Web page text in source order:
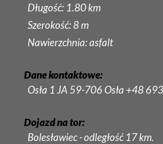
Długość: 1.80 km
Szerokość: 8 m
Nawierzchnia: asfalt
Dane kontaktowe:
Osła 1 JA 59-706 Osła +48
Dojazd na tor:
Bolesławiec - odległość 17 km.